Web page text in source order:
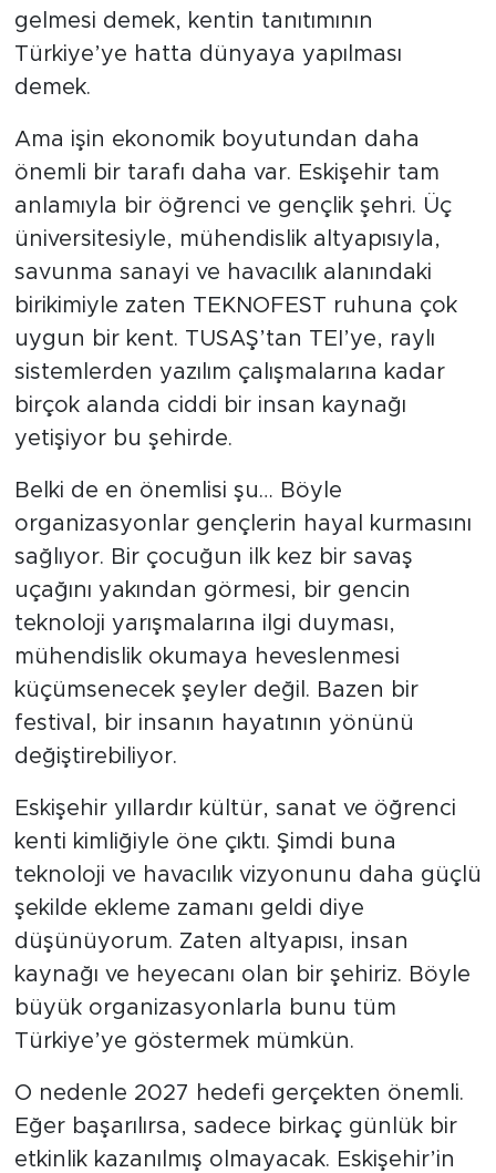
gelmesi demek, kentin tanıtımının
Türkiye’ye hatta dünyaya yapılması
demek.
Ama işin ekonomik boyutundan daha
önemli bir tarafı daha var. Eskişehir tam
anlamıyla bir öğrenci ve gençlik şehri. Üç
üniversitesiyle, mühendislik altyapısıyla,
savunma sanayi ve havacılık alanındaki
birikimiyle zaten TEKNOFEST ruhuna çok
uygun bir kent. TUSAŞ’tan TEI’ye, raylı
sistemlerden yazılım çalışmalarına kadar
birçok alanda ciddi bir insan kaynağı
yetişiyor bu şehirde.
Belki de en önemlisi şu… Böyle
organizasyonlar gençlerin hayal kurmasını
sağlıyor. Bir çocuğun ilk kez bir savaş
uçağını yakından görmesi, bir gencin
teknoloji yarışmalarına ilgi duyması,
mühendislik okumaya heveslenmesi
küçümsenecek şeyler değil. Bazen bir
festival, bir insanın hayatının yönünü
değiştirebiliyor.
Eskişehir yıllardır kültür, sanat ve öğrenci
kenti kimliğiyle öne çıktı. Şimdi buna
teknoloji ve havacılık vizyonunu daha güçlü
şekilde ekleme zamanı geldi diye
düşünüyorum. Zaten altyapısı, insan
kaynağı ve heyecanı olan bir şehiriz. Böyle
büyük organizasyonlarla bunu tüm
Türkiye’ye göstermek mümkün.
O nedenle 2027 hedefi gerçekten önemli.
Eğer başarılırsa, sadece birkaç günlük bir
etkinlik kazanılmış olmayacak. Eskişehir’in